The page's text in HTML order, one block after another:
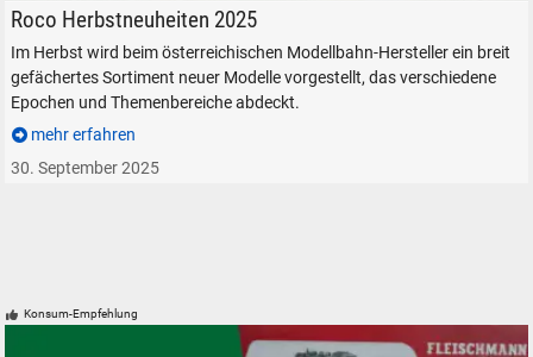
Roco Herbstneuheiten 2025 Modelleisenbahn Vectron
Roco Herbstneuheiten 2025
Im Herbst wird beim österreichischen Modellbahn-Hersteller ein breit
gefächertes Sortiment neuer Modelle vorgestellt, das verschiedene
Epochen und Themenbereiche abdeckt.
mehr erfahren
30. September 2025
Konsum-Empfehlung